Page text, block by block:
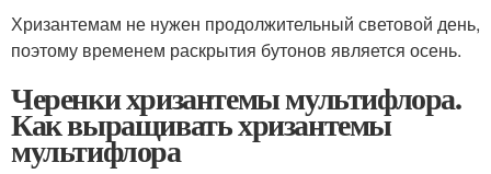
Хризантемам не нужен продолжительный световой день,
поэтому временем раскрытия бутонов является осень.
Черенки хризантемы мультифлора.
Как выращивать хризантемы
мультифлора